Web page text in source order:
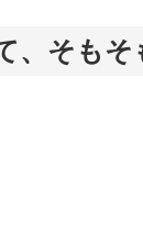
、そもそ